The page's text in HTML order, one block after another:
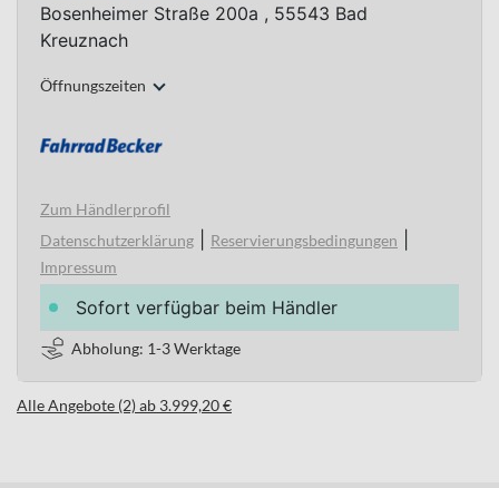
Bosenheimer Straße 200a , 55543 Bad
Kreuznach
Öffnungszeiten
Zum Händlerprofil
Datenschutzerklärung
Reservierungsbedingungen
Impressum
Sofort verfügbar beim Händler
Abholung: 1-3 Werktage
Alle Angebote (2) ab 3.999,20 €